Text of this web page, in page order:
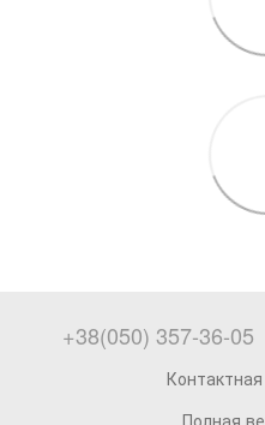
+38(050) 357-36-05
Полная